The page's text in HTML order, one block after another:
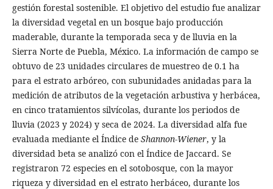
gestión forestal sostenible. El objetivo del estudio fue analizar
la diversidad vegetal en un bosque bajo producción
maderable, durante la temporada seca y de lluvia en la
Sierra Norte de Puebla, México. La información de campo se
obtuvo de 23 unidades circulares de muestreo de 0.1 ha
para el estrato arbóreo, con subunidades anidadas para la
medición de atributos de la vegetación arbustiva y herbácea,
en cinco tratamientos silvícolas, durante los periodos de
lluvia (2023 y 2024) y seca de 2024. La diversidad alfa fue
evaluada mediante el Índice de Shannon-Wiener, y la
diversidad beta se analizó con el Índice de Jaccard. Se
registraron 72 especies en el sotobosque, con la mayor
riqueza y diversidad en el estrato herbáceo, durante los